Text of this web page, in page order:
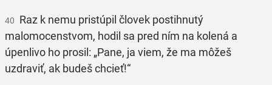
40 Raz k nemu pristúpil človek postihnutý
malomocenstvom, hodil sa pred ním na kolená a
úpenlivo ho prosil: „Pane, ja viem, že ma môžeš
uzdraviť, ak budeš chcieť!“